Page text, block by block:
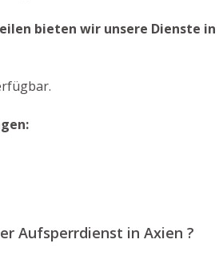
bieten wir unsere Dienste in
Was kostet unser Aufsperrdienst in Axien ?